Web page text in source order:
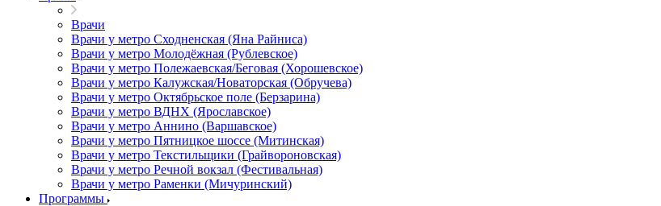
Врачи
Врачи у метро Сходненская (Яна Райниса)
Врачи у метро Молодёжная (Рублевское)
Врачи у метро Полежаевская/Беговая (Хорошевское)
Врачи у метро Калужская/Новаторская (Обручева)
Врачи у метро Октябрьское поле (Берзарина)
Врачи у метро ВДНХ (Ярославское)
Врачи у метро Аннино (Варшавское)
Врачи у метро Пятницкое шоссе (Митинская)
Врачи у метро Текстильщики (Грайвороновская)
Врачи у метро Речной вокзал (Фестивальная)
Врачи у метро Раменки (Мичуринский)
Программы